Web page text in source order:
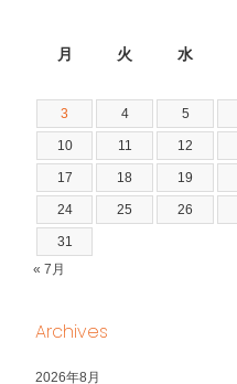
月 火 水
3 4 5
10 11 12
17 18 19
24 25 26
31
« 7月
Archives
2026年8月